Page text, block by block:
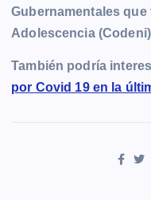
Gubernamentales
Adolescencia
También podría
por Covid 19 en la